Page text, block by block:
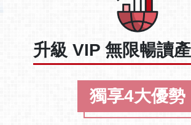
升級 VIP 無限暢讀
獨享4大優勢